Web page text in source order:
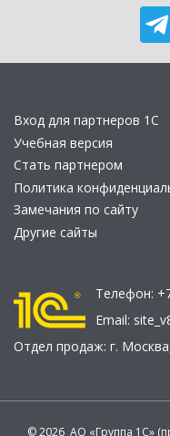
Вход для партнеров 1С
Учебная версия
Стать партнером
Политика
Замечания по сайту
Другие сайты
Телефон:
Email:
Отдел продаж: г. Москва
© 2026 АО «Группа 1С»